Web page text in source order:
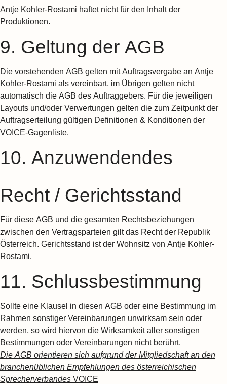
Antje Kohler-Rostami haftet nicht für den Inhalt der
Produktionen.
9. Geltung der AGB
Die vorstehenden AGB gelten mit Auftragsvergabe an Antje
Kohler-Rostami als vereinbart, im Übrigen gelten nicht
automatisch die AGB des Auftraggebers. Für die jeweiligen
Layouts und/oder Verwertungen gelten die zum Zeitpunkt der
Auftragserteilung gültigen Definitionen & Konditionen der
VOICE-Gagenliste.
10. Anzuwendendes
Recht / Gerichtsstand
Für diese AGB und die gesamten Rechtsbeziehungen
zwischen den Vertragsparteien gilt das Recht der Republik
Österreich. Gerichtsstand ist der Wohnsitz von Antje Kohler-
Rostami.
11. Schlussbestimmung
Sollte eine Klausel in diesen AGB oder eine Bestimmung im
Rahmen sonstiger Vereinbarungen unwirksam sein oder
werden, so wird hiervon die Wirksamkeit aller sonstigen
Bestimmungen oder Vereinbarungen nicht berührt.
Die AGB orientieren sich aufgrund der Mitgliedschaft an den
branchenüblichen Empfehlungen des österreichischen
Sprecherverbandes VOICE